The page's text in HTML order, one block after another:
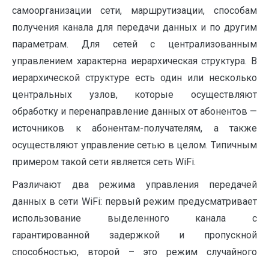
самоорганизации сети, маршрутизации, способам
получения канала для передачи данных и по другим
параметрам. Для сетей с централизованным
управлением характерна иерархическая структура. В
иерархической структуре есть один или несколько
центральных узлов, которые осуществляют
обработку и перенаправление данных от абонентов —
источников к абонентам-получателям, а также
осуществляют управление сетью в целом. Типичным
примером такой сети является сеть WiFi.
Различают два режима управления передачей
данных в сети WiFi: первый режим предусматривает
использование выделенного канала с
гарантированной задержкой и пропускной
способностью, второй – это режим случайного